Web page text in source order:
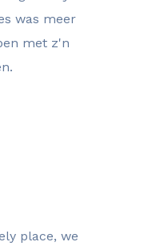
was meer
met z'n
place, we